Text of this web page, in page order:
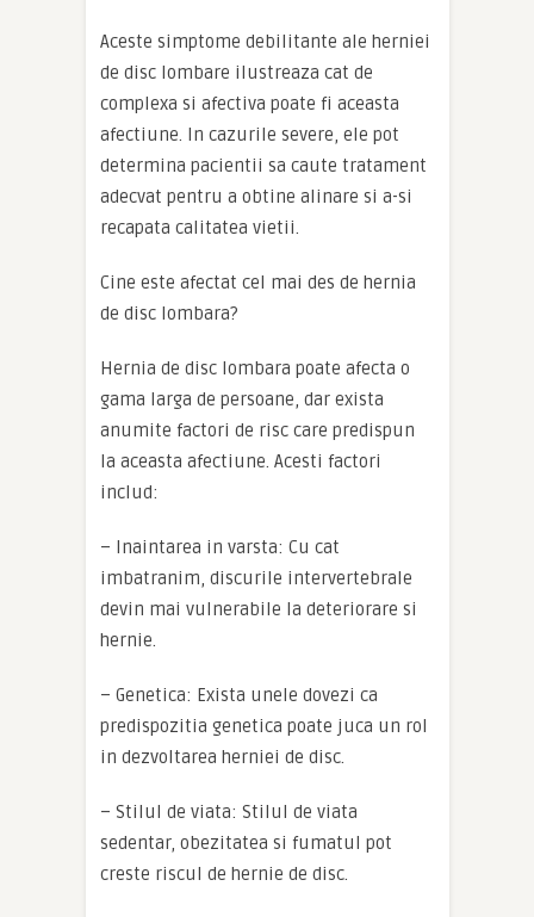
Aceste simptome debilitante ale herniei
de disc lombare ilustreaza cat de
complexa si afectiva poate fi aceasta
afectiune. In cazurile severe, ele pot
determina pacientii sa caute tratament
adecvat pentru a obtine alinare si a-si
recapata calitatea vietii.
Cine este afectat cel mai des de hernia
de disc lombara?
Hernia de disc lombara poate afecta o
gama larga de persoane, dar exista
anumite factori de risc care predispun
la aceasta afectiune. Acesti factori
includ:
– Inaintarea in varsta: Cu cat
imbatranim, discurile intervertebrale
devin mai vulnerabile la deteriorare si
hernie.
– Genetica: Exista unele dovezi ca
predispozitia genetica poate juca un rol
in dezvoltarea herniei de disc.
– Stilul de viata: Stilul de viata
sedentar, obezitatea si fumatul pot
creste riscul de hernie de disc.